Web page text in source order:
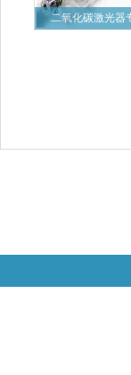
二氧化碳激光器